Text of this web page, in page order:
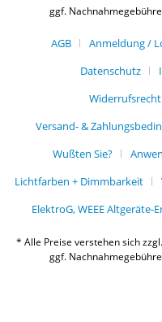
ggf.
AGB Anmeldung /
Datenschutz
Versand- &
Wußten Sie?
Lichtfarben + Dimmbarkeit
ElektroG, WEEE Altgeräte-
* Alle Preise verstehen sich
ggf.